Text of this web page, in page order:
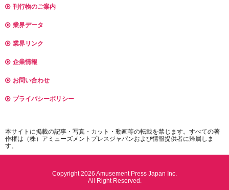
刊行物のご案内
業界データ
業界リンク
企業情報
お問い合わせ
プライバシーポリシー
本サイトに掲載の記事・写真・カット・動画等の転載を禁じます。すべての著
作権は（株）アミューズメントプレスジャパンおよび情報提供者に帰属しま
す。
Copyright 2026 Amusement Press Japan Inc.
All Right Reserved.